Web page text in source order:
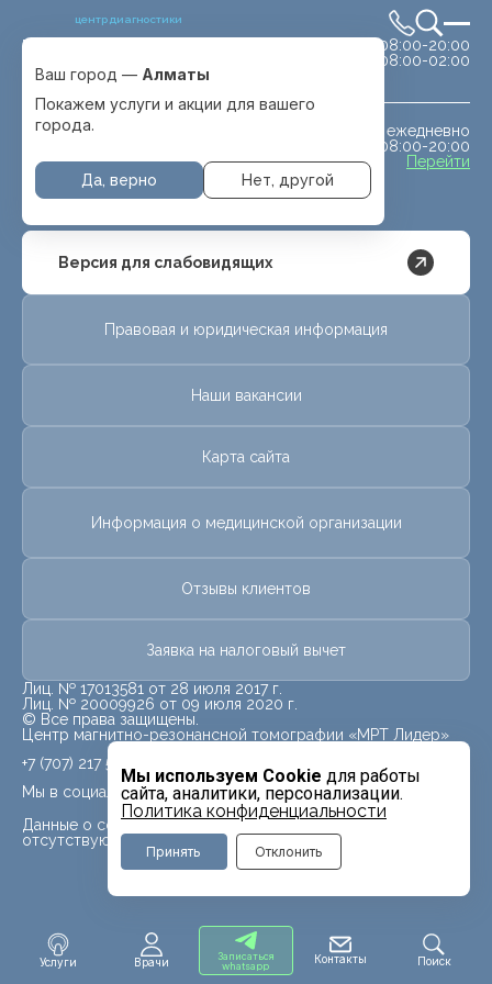
центр диагностики
Выбрать город
с. Отеген батыра
сб-вс 08:00-20:00
08:00-02:00
ежедневно
08:00-20:00
Перейти
Ваш город — Алматы
Покажем услуги и акции для вашего
города.
Да, верно Нет, другой
Услуги Врачи
Записаться
whatsapp
Контакты Поиск
Мы используем Cookie для работы
сайта, аналитики, персонализации.
Политика конфиденциальности
Принять Отклонить
Версия для слабовидящих
Правовая и юридическая информация
Наши вакансии
Карта сайта
Информация о медицинской организации
Отзывы клиентов
Заявка на налоговый вычет
Лиц. № 17013581 от 28 июля 2017 г.
Лиц. № 20009926 от 09 июля 2020 г.
© Все права защищены.
Центр магнитно-резонансной томографии «МРТ Лидер»
Мы в социальных сетях
Данные о социальных сетях для данного филиала
отсутствуют
+7 (707) 217 5840